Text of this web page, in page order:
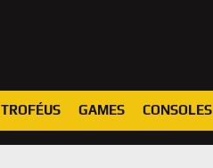
TROFÉUS GAMES CONSOLES